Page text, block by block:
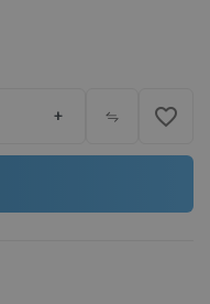
+ favorite_border